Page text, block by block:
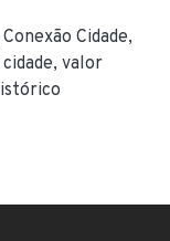
Conexão Cidade
valor